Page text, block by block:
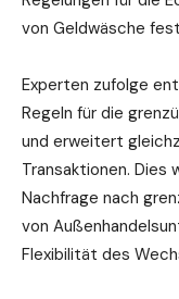
von Geldwäsche
Experten zufolge
Regeln für die
und erweitert
Transaktionen. Dies
Nachfrage nach
von
Flexibilität des